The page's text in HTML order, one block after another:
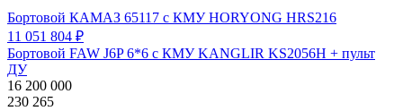
Бортовой КАМАЗ 65117 с КМУ HORYONG HRS216
11 051 804 ₽
Бортовой FAW J6P 6*6 с КМУ KANGLIR KS2056H + пульт
ДУ
16 200 000
230 265